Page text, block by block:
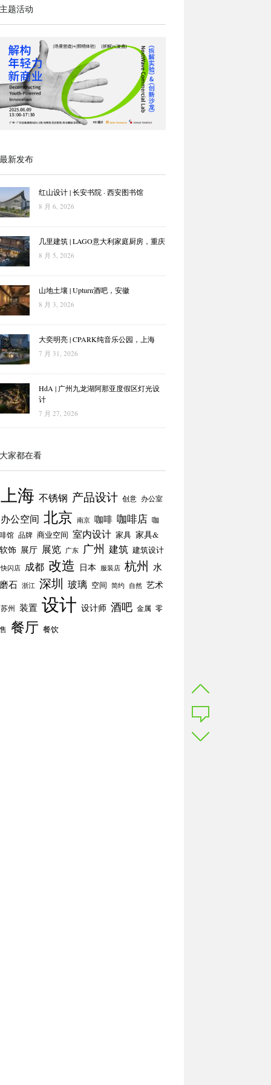
题活动
新发布
红山设计 | 长安书院 · 西安图书馆
8 月 6, 2026
几里建筑 | LAGO意大利家庭厨房，重庆
8 月 5, 2026
山地土壤 | Upturn酒吧，安徽
8 月 3, 2026
大奕明亮 | CPARK纯音乐公园，上海
7 月 31, 2026
HdA | 广州九龙湖阿那亚度假区灯光设
计
7 月 27, 2026
家都在看
上海 不锈钢 产品设计 创意 办公室
办公空间 北京 南京 咖啡 咖啡店 咖
馆 品牌 商业空间 室内设计 家具 家具&
饰 展厅 展览 广东 广州 建筑 建筑设计
快闪店 成都 改造 日本 服装店 杭州 水
石 浙江 深圳 玻璃 空间 简约 自然 艺术
苏州 装置 设计 设计师 酒吧 金属 零
餐厅 餐饮